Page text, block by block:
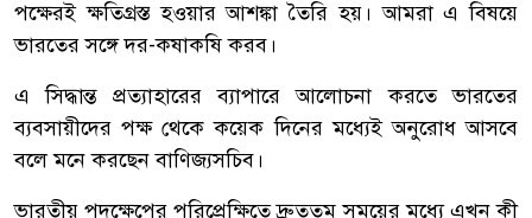
পক্ষেরই ক্ষতিগ্রস্ত হওয়ার আশঙ্কা তৈরি হয়। আমরা এ বিষয়ে
ভারতের সঙ্গে দর-কষাকষি করব।
এ সিদ্ধান্ত প্রত্যাহারের ব্যাপারে আলোচনা করতে ভারতের
ব্যবসায়ীদের পক্ষ থেকে কয়েক দিনের মধ্যেই অনুরোধ আসবে
বলে মনে করছেন বাণিজ্যসচিব।
ভারতীয় পদক্ষেপের পরিপ্রেক্ষিতে দ্রুততম সময়ের মধ্যে এখন কী